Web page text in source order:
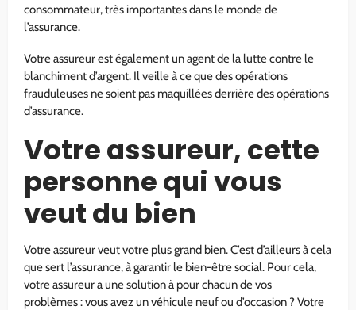
consommateur, très importantes dans le monde de
l’assurance.
Votre assureur est également un agent de la lutte contre le
blanchiment d’argent. Il veille à ce que des opérations
frauduleuses ne soient pas maquillées derrière des opérations
d’assurance.
Votre assureur, cette
personne qui vous
veut du bien
Votre assureur veut votre plus grand bien. C’est d’ailleurs à cela
que sert l’assurance, à garantir le bien-être social. Pour cela,
votre assureur a une solution à pour chacun de vos
problèmes : vous avez un véhicule neuf ou d’occasion ? Votre